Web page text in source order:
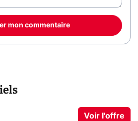
mon commentaire
Voir l'offre